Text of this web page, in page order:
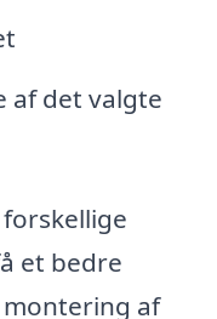
af det valgte
et bedre
af